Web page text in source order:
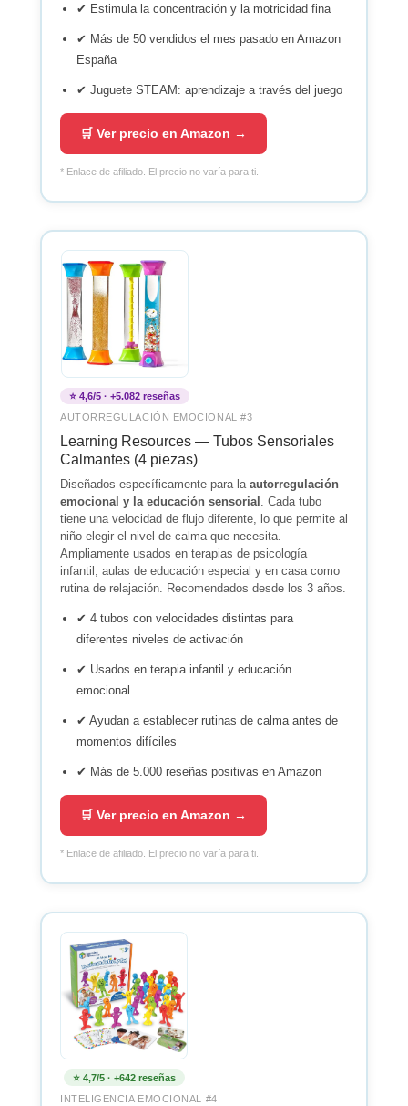
✔ Estimula la concentración y la motricidad fina
✔ Más de 50 vendidos el mes pasado en Amazon
España
✔ Juguete STEAM: aprendizaje a través del juego
🛒 Ver precio en Amazon →
* Enlace de afiliado. El precio no varía para ti.
⭐ 4,6/5 · +5.082 reseñas
AUTORREGULACIÓN EMOCIONAL #3
Learning Resources — Tubos Sensoriales
Calmantes (4 piezas)
Diseñados específicamente para la autorregulación
emocional y la educación sensorial . Cada tubo
tiene una velocidad de flujo diferente, lo que permite al
niño elegir el nivel de calma que necesita.
Ampliamente usados en terapias de psicología
infantil, aulas de educación especial y en casa como
rutina de relajación. Recomendados desde los 3 años.
✔ 4 tubos con velocidades distintas para
diferentes niveles de activación
✔ Usados en terapia infantil y educación
emocional
✔ Ayudan a establecer rutinas de calma antes de
momentos difíciles
✔ Más de 5.000 reseñas positivas en Amazon
🛒 Ver precio en Amazon →
* Enlace de afiliado. El precio no varía para ti.
⭐ 4,7/5 · +642 reseñas
INTELIGENCIA EMOCIONAL #4